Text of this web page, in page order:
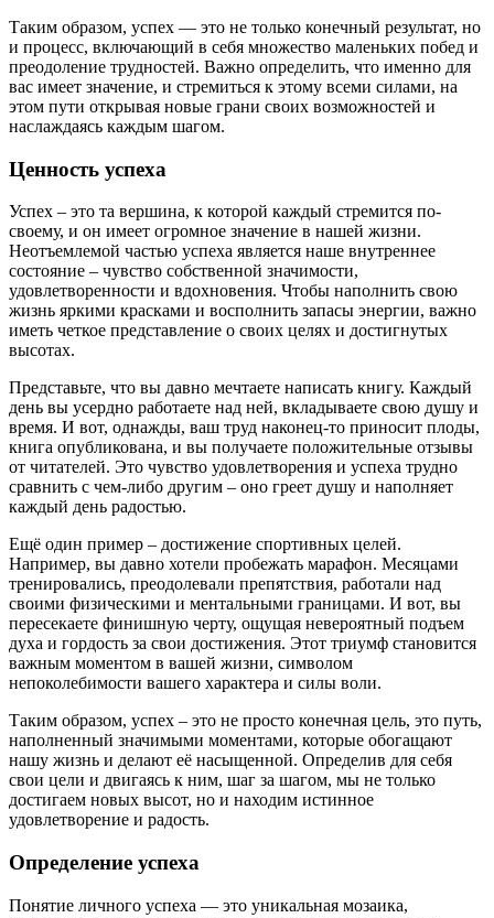
Таким образом, успех — это не только конечный результат, но
и процесс, включающий в себя множество маленьких побед и
преодоление трудностей. Важно определить, что именно для
вас имеет значение, и стремиться к этому всеми силами, на
этом пути открывая новые грани своих возможностей и
наслаждаясь каждым шагом.
Ценность успеха
Успех – это та вершина, к которой каждый стремится по-
своему, и он имеет огромное значение в нашей жизни.
Неотъемлемой частью успеха является наше внутреннее
состояние – чувство собственной значимости,
удовлетворенности и вдохновения. Чтобы наполнить свою
жизнь яркими красками и восполнить запасы энергии, важно
иметь четкое представление о своих целях и достигнутых
высотах.
Представьте, что вы давно мечтаете написать книгу. Каждый
день вы усердно работаете над ней, вкладываете свою душу и
время. И вот, однажды, ваш труд наконец-то приносит плоды,
книга опубликована, и вы получаете положительные отзывы
от читателей. Это чувство удовлетворения и успеха трудно
сравнить с чем-либо другим – оно греет душу и наполняет
каждый день радостью.
Ещё один пример – достижение спортивных целей.
Например, вы давно хотели пробежать марафон. Месяцами
тренировались, преодолевали препятствия, работали над
своими физическими и ментальными границами. И вот, вы
пересекаете финишную черту, ощущая невероятный подъем
духа и гордость за свои достижения. Этот триумф становится
важным моментом в вашей жизни, символом
непоколебимости вашего характера и силы воли.
Таким образом, успех – это не просто конечная цель, это путь,
наполненный значимыми моментами, которые обогащают
нашу жизнь и делают её насыщенной. Определив для себя
свои цели и двигаясь к ним, шаг за шагом, мы не только
достигаем новых высот, но и находим истинное
удовлетворение и радость.
Определение успеха
Понятие личного успеха — это уникальная мозаика,